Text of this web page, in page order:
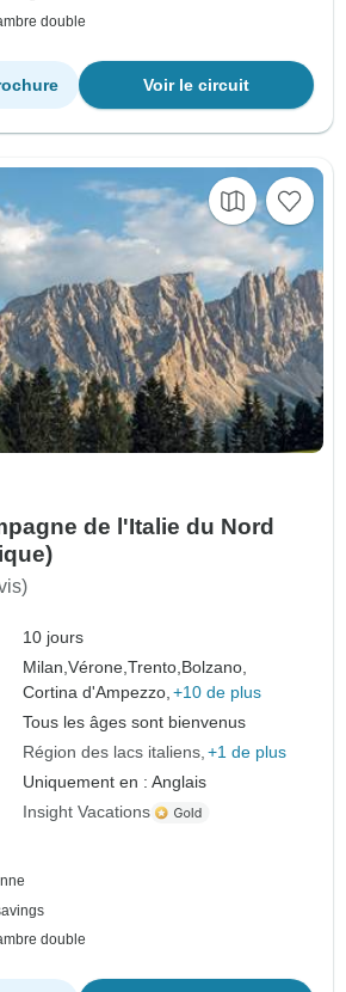
double
Voir le circuit
de l'Italie du Nord
10 jours
Milan,Vérone,Trento,Bolzano,
Cortina d'Ampezzo, +10 de plus
Tous les âges sont bienvenus
Région des lacs italiens +1 de plus
Uniquement en : Anglais
Insight Vacations
double